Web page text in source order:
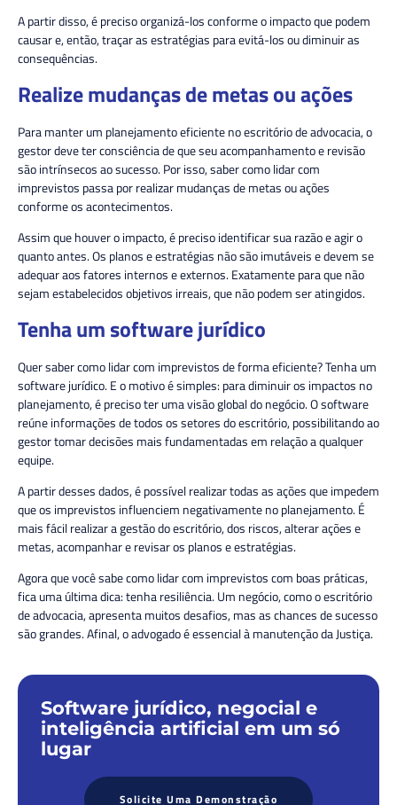
A partir disso, é preciso organizá-los conforme o impacto que podem
causar e, então, traçar as estratégias para evitá-los ou diminuir as
consequências.
Realize mudanças de metas ou ações
Para manter um planejamento eficiente no escritório de advocacia, o
gestor deve ter consciência de que seu acompanhamento e revisão
são intrínsecos ao sucesso. Por isso, saber como lidar com
imprevistos passa por realizar mudanças de metas ou ações
conforme os acontecimentos.
Assim que houver o impacto, é preciso identificar sua razão e agir o
quanto antes. Os planos e estratégias não são imutáveis e devem se
adequar aos fatores internos e externos. Exatamente para que não
sejam estabelecidos objetivos irreais, que não podem ser atingidos.
Tenha um software jurídico
Quer saber como lidar com imprevistos de forma eficiente? Tenha um
software jurídico. E o motivo é simples: para diminuir os impactos no
planejamento, é preciso ter uma visão global do negócio. O software
reúne informações de todos os setores do escritório, possibilitando ao
gestor tomar decisões mais fundamentadas em relação a qualquer
equipe.
A partir desses dados, é possível realizar todas as ações que impedem
que os imprevistos influenciem negativamente no planejamento. É
mais fácil realizar a gestão do escritório, dos riscos, alterar ações e
metas, acompanhar e revisar os planos e estratégias.
Agora que você sabe como lidar com imprevistos com boas práticas,
fica uma última dica: tenha resiliência. Um negócio, como o escritório
de advocacia, apresenta muitos desafios, mas as chances de sucesso
são grandes. Afinal, o advogado é essencial à manutenção da Justiça.
Software jurídico, negocial e
inteligência artificial em um só
lugar
Solicite Uma Demonstração